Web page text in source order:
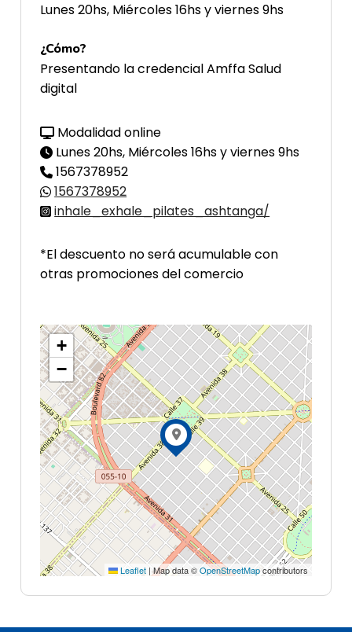
Lunes 20hs, Miércoles 16hs y viernes 9hs
¿Cómo?
Presentando la credencial Amffa Salud
digital
Modalidad online
Lunes 20hs, Miércoles 16hs y viernes 9hs
1567378952
1567378952
inhale_exhale_pilates_ashtanga/
*El descuento no será acumulable con
otras promociones del comercio
+
−
Leaflet |Map data ©OpenStreetMapcontributors